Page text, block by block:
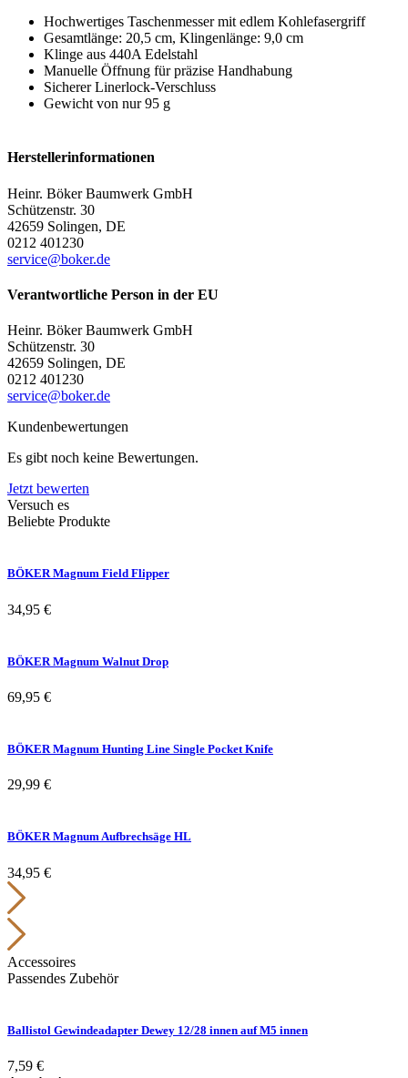
Hochwertiges Taschenmesser mit edlem Kohlefasergriff
Gesamtlänge: 20,5 cm, Klingenlänge: 9,0 cm
Klinge aus 440A Edelstahl
Manuelle Öffnung für präzise Handhabung
Sicherer Linerlock-Verschluss
Gewicht von nur 95 g
Herstellerinformationen
Heinr. Böker Baumwerk GmbH
Schützenstr. 30
42659 Solingen, DE
0212 401230
service@boker.de
Verantwortliche Person in der EU
Heinr. Böker Baumwerk GmbH
Schützenstr. 30
42659 Solingen, DE
0212 401230
service@boker.de
Kundenbewertungen
Es gibt noch keine Bewertungen.
Jetzt bewerten
Versuch es
Beliebte Produkte
BÖKER Magnum Field Flipper
34,95 €
BÖKER Magnum Walnut Drop
69,95 €
BÖKER Magnum Hunting Line Single Pocket Knife
29,99 €
BÖKER Magnum Aufbrechsäge HL
34,95 €
Accessoires
Passendes Zubehör
Ballistol Gewindeadapter Dewey 12/28 innen auf M5 innen
7,59 €